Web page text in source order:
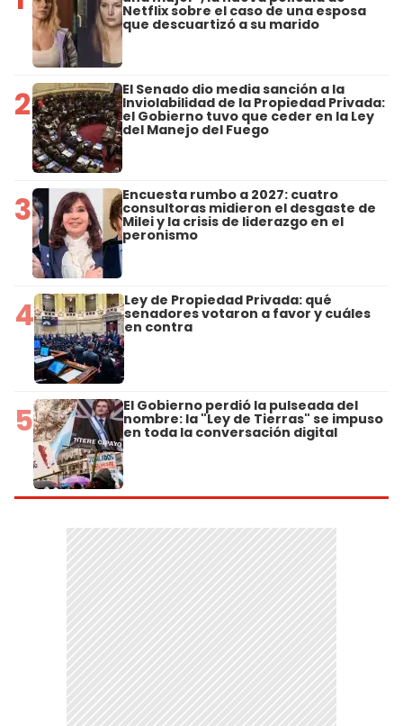
Netflix sobre el caso de una esposa
que descuartizó a su marido
2 El Senado dio media sanción a la
Inviolabilidad de la Propiedad Privada:
el Gobierno tuvo que ceder en la Ley
del Manejo del Fuego
3 Encuesta rumbo a 2027: cuatro
consultoras midieron el desgaste de
Milei y la crisis de liderazgo en el
peronismo
4 Ley de Propiedad Privada: qué
senadores votaron a favor y cuáles
en contra
5 El Gobierno perdió la pulseada del
nombre: la "Ley de Tierras" se impuso
en toda la conversación digital